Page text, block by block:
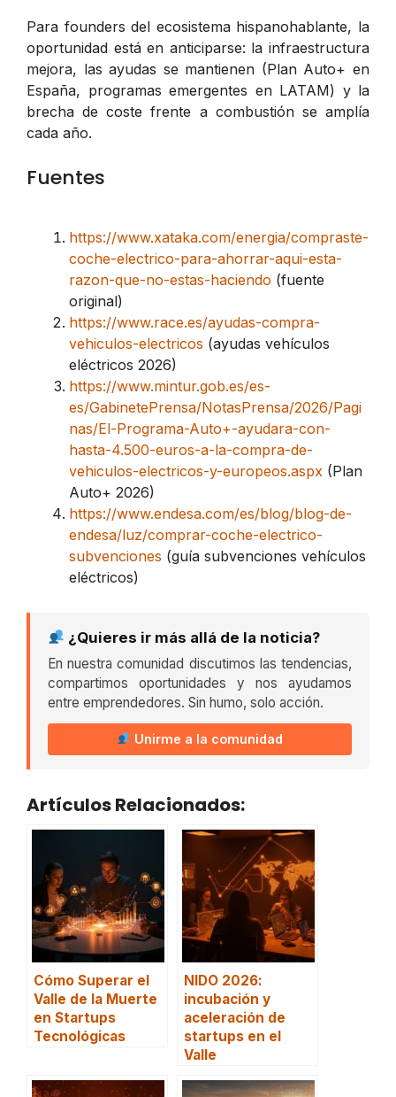
Para founders del ecosistema hispanohablante, la
oportunidad está en anticiparse: la infraestructura
mejora, las ayudas se mantienen (Plan Auto+ en
España, programas emergentes en LATAM) y la
brecha de coste frente a combustión se amplía
cada año.
Fuentes
https://www.xataka.com/energia/compraste-
coche-electrico-para-ahorrar-aqui-esta-
razon-que-no-estas-haciendo (fuente
original)
https://www.race.es/ayudas-compra-
vehiculos-electricos (ayudas vehículos
eléctricos 2026)
https://www.mintur.gob.es/es-
es/GabinetePrensa/NotasPrensa/2026/Pagi
nas/El-Programa-Auto+-ayudara-con-
hasta-4.500-euros-a-la-compra-de-
vehiculos-electricos-y-europeos.aspx (Plan
Auto+ 2026)
https://www.endesa.com/es/blog/blog-de-
endesa/luz/comprar-coche-electrico-
subvenciones (guía subvenciones vehículos
eléctricos)
¿Quieres ir más allá de la noticia?
En nuestra comunidad discutimos las tendencias,
compartimos oportunidades y nos ayudamos
entre emprendedores. Sin humo, solo acción.
Unirme a la comunidad
Artículos Relacionados:
Cómo Superar el
Valle de la Muerte
en Startups
Tecnológicas
NIDO 2026:
incubación y
aceleración de
startups en el
Valle